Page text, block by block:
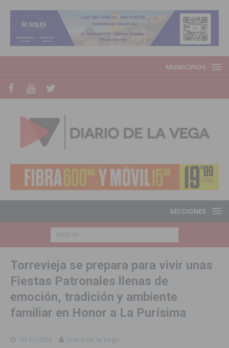
MUNICIPIOS
SECCIONES
Torrevieja se prepara para vivir unas
Fiestas Patronales llenas de
emoción, tradición y ambiente
familiar en Honor a La Purísima
10/11/2025 Diario de la Vega